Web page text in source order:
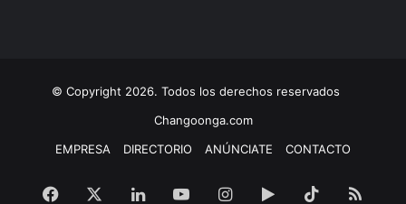
© Copyright 2026. Todos los derechos reservados
Changoonga.com
EMPRESA
DIRECTORIO ANÚNCIATE CONTACTO
Facebook LinkedInYouTubeInstagram
Google TikTokRSS